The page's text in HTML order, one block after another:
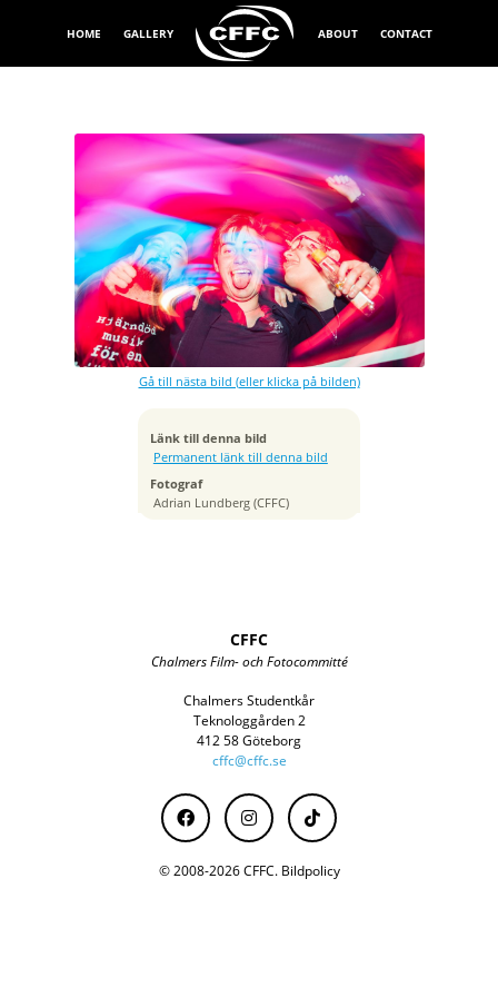
HOME GALLERY ABOUT CONTACT
Gå till nästa bild (eller klicka på bilden)
Länk till denna bild
Permanent länk till denna bild
Fotograf
Adrian Lundberg (CFFC)
Exponeringstid
1/6 sek
Bländare
f/2.0
Kamera
Canon EOS R6
Tagen
ISO
100
Brännvidd
28 mm
CFFC
Chalmers Film- och Fotocommitté
Chalmers Studentkår
Teknologgården 2
412 58 Göteborg
cffc@cffc.se
© 2008-2026 CFFC. Bildpolicy